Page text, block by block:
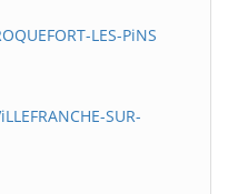
LES-PiNS
SUR-